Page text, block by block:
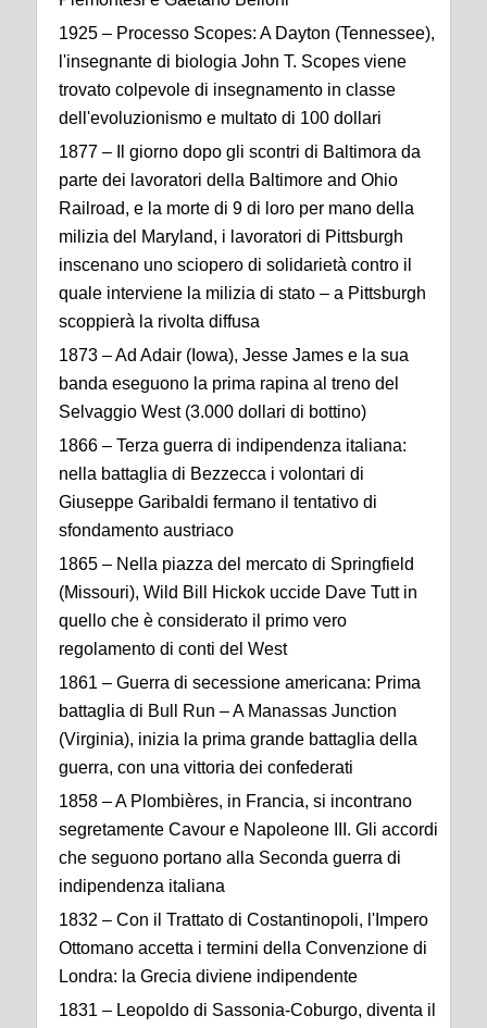
1925 – Processo Scopes: A Dayton (Tennessee),
l'insegnante di biologia John T. Scopes viene
trovato colpevole di insegnamento in classe
dell'evoluzionismo e multato di 100 dollari
1877 – Il giorno dopo gli scontri di Baltimora da
parte dei lavoratori della Baltimore and Ohio
Railroad, e la morte di 9 di loro per mano della
milizia del Maryland, i lavoratori di Pittsburgh
inscenano uno sciopero di solidarietà contro il
quale interviene la milizia di stato – a Pittsburgh
scoppierà la rivolta diffusa
1873 – Ad Adair (Iowa), Jesse James e la sua
banda eseguono la prima rapina al treno del
Selvaggio West (3.000 dollari di bottino)
1866 – Terza guerra di indipendenza italiana:
nella battaglia di Bezzecca i volontari di
Giuseppe Garibaldi fermano il tentativo di
sfondamento austriaco
1865 – Nella piazza del mercato di Springfield
(Missouri), Wild Bill Hickok uccide Dave Tutt in
quello che è considerato il primo vero
regolamento di conti del West
1861 – Guerra di secessione americana: Prima
battaglia di Bull Run – A Manassas Junction
(Virginia), inizia la prima grande battaglia della
guerra, con una vittoria dei confederati
1858 – A Plombières, in Francia, si incontrano
segretamente Cavour e Napoleone III. Gli accordi
che seguono portano alla Seconda guerra di
indipendenza italiana
1832 – Con il Trattato di Costantinopoli, l'Impero
Ottomano accetta i termini della Convenzione di
Londra: la Grecia diviene indipendente
1831 – Leopoldo di Sassonia-Coburgo, diventa il